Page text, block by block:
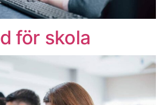
för skola